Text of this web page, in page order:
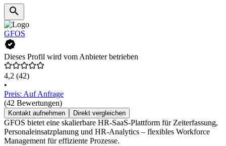
GFOS
Dieses Profil wird vom Anbieter betrieben
4,2 (42)
•
Preis: Auf Anfrage
(42 Bewertungen)
Kontakt aufnehmen Direkt vergleichen
GFOS bietet eine skalierbare HR-SaaS-Plattform für Zeiterfassung,
Personaleinsatzplanung und HR-Analytics – flexibles Workforce
Management für effiziente Prozesse.